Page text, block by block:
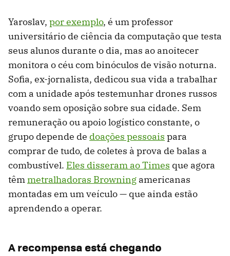
Yaroslav, por exemplo, é um professor
universitário de ciência da computação que testa
seus alunos durante o dia, mas ao anoitecer
monitora o céu com binóculos de visão noturna.
Sofia, ex-jornalista, dedicou sua vida a trabalhar
com a unidade após testemunhar drones russos
voando sem oposição sobre sua cidade. Sem
remuneração ou apoio logístico constante, o
grupo depende de doações pessoais para
comprar de tudo, de coletes à prova de balas a
combustível. Eles disseram ao Times que agora
têmmetralhadoras Browning americanas
montadas em um veículo — que ainda estão
aprendendo a operar.
A recompensa está chegando